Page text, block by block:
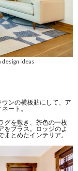
design ideas
ンの横板貼にして、ア
ート。
グを敷き、茶色の一枚
をプラス。ロッジのよ
とめたインテリア。